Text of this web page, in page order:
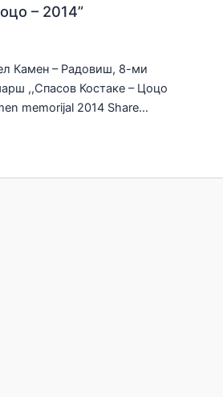
– 2014”
Камен – Радовиш, 8-ми
,,Спасов Костаке – Цоцо
memorijal 2014 Share…